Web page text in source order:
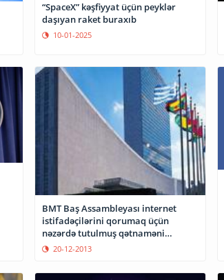
“SpaceX” kəşfiyyat üçün peyklər
daşıyan raket buraxıb
10-01-2025
BMT Baş Assambleyası internet
istifadəçilərini qorumaq üçün
nəzərdə tutulmuş qətnaməni
yekdilliklə təsdiqləyib.
20-12-2013